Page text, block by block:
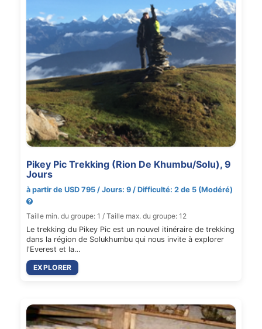
Pikey Pic Trekking (Rion De Khumbu/Solu), 9
Jours
à partir de USD 795 / Jours: 9 / Difficulté: 2 de 5 (Modéré)
Taille min. du groupe: 1 / Taille max. du groupe: 12
Le trekking du Pikey Pic est un nouvel itinéraire de trekking
dans la région de Solukhumbu qui nous invite à explorer
l'Everest et la…
EXPLORER